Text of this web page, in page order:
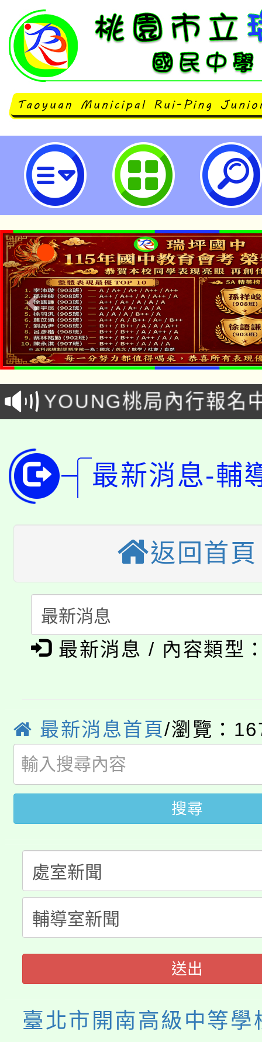
臺北市開南高級中等學校「114學
英班新生家長說明會」-桃園市立
「本色祭」8/29、30在
場熱烈登場!
8/21下午1時於龍潭區
徵才活動。
YOUNG桃局內行報名
局官網。
8月14至27日，桃園電
開!
115年桃園市運動會8/
田徑場及游泳池舉行。
桃園市低收入戶享有免
半價優惠，詳情可洽有
者。
份教師增能研習
大溪自造教育及科技
份教師研習
淨零綠生活教案入校路
會
115年食農教育專業人
程
「本色祭」8/29、30在
場熱烈登場!
8/21下午1時於龍潭區
局官網。
8月14至27日，桃園電
開!
115年桃園市運動會8/
田徑場及游泳池舉行。
桃園市低收入戶享有免
視費優惠，中低收入戶
者。
大園自造教育及科技
大溪自造教育及科技中
份教師研習
淨零綠生活教案入校路
會
115年食農教育專業人
程
最新消息-輔
返回首頁
最新消息 / 內容類型
最新消息首頁/瀏覽：
搜尋
送出
臺北市開南高級中等